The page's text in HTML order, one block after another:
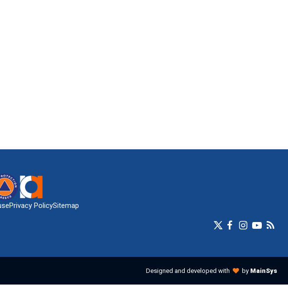
Privacy PolicySitemap
Designed and developed with by MainSys